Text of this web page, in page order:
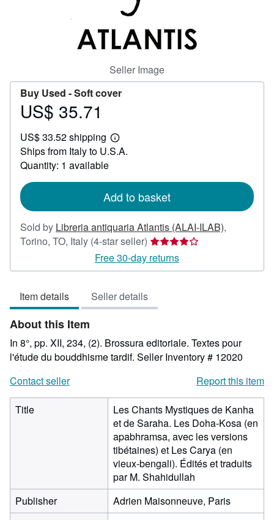
Seller Image
Buy Used -Soft cover
Price
35.71
US$ 35.71
US$ 33.52 shipping
Learn
more
Ships from Italy to U.S.A.
Quantity: 1 available
Add to basket
Sold by Libreria antiquaria Atlantis (ALAI-ILAB),
Torino, TO, Italy (4-star seller) Seller
rating
4
5
Free 30-day returns
Item details Seller details
About this Item
In 8°, pp. XII, 234, (2). Brossura editoriale. Textes pour
l'étude du bouddhisme tardif. Seller Inventory # 12020
Contact seller
Report this item
Title
Les Chants Mystiques de Kanha
et de Saraha. Les Doha-Kosa (en
apabhramsa, avec les versions
tibétaines) et Les Carya (en
vieux-bengali). Édités et traduits
par M. Shahidullah
Publisher
Adrien Maisonneuve, Paris